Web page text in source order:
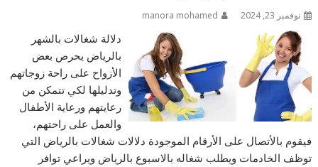
نوفمبر 23, 2024 manora mohamed
دلالة شغالات بالشهر
بالرياض يحرص بعض
الأزواح على راحة زوجاتهم
وتدليلها لكي تتمكن من
رعايتهم ورعاية الأطفال
والعمل على راحتهم،
فيقوم بالأتصال على الأرقام الموجودة دلالات شغالات بالرياض التي
توظف الخادمات ويطلب شغاله بالاسبوع بالرياض ويراعي توافر